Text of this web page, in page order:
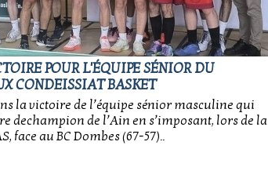
POUR L'ÉQUIPE SÉNIOR DU
CONDEISSIAT BASKET
la victoire de l’équipe sénior masculine qui
dechampion de l’Ain en s’imposant, lors de la
face au BC Dombes (67-57)..